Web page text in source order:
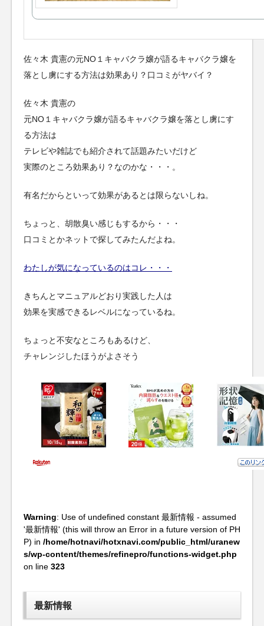
佐々木 貴憲の元NO１キャバクラ嬢が語るキャバクラ嬢を
落とし虜にする方法は効果あり？口コミがヤバイ？
佐々木 貴憲の
元NO１キャバクラ嬢が語るキャバクラ嬢を落とし虜にす
る方法は
テレビや雑誌でも紹介されて話題みたいだけど
実際のところ効果あり？なのかな・・・。
有名だからといって効果があるとは限らないしね。
ちょっと、胡散臭い感じもするから・・・
口コミとかネットで探してみたんだよね。
わたしが気になっているのはコレ・・・
きちんとマニュアルどおり実践した人は
効果を実感できるレベルになっているね。
ちょっと不安なところもあるけど、
チャレンジしたほうがよさそう
Warning: Use of undefined constant 最新情報 - assumed
'最新情報' (this will throw an Error in a future version of PH
P) in /home/hotnavi/hotxnavi.com/public_html/uranew
s/wp-content/themes/refinepro/functions-widget.php
on line 323
最新情報